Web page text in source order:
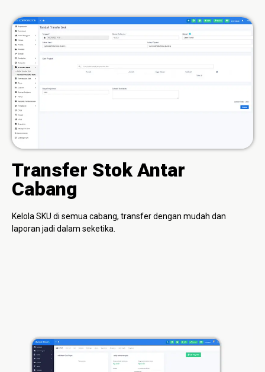
Transfer Stok Antar
Cabang
Kelola SKU di semua cabang, transfer dengan mudah dan
laporan jadi dalam seketika.